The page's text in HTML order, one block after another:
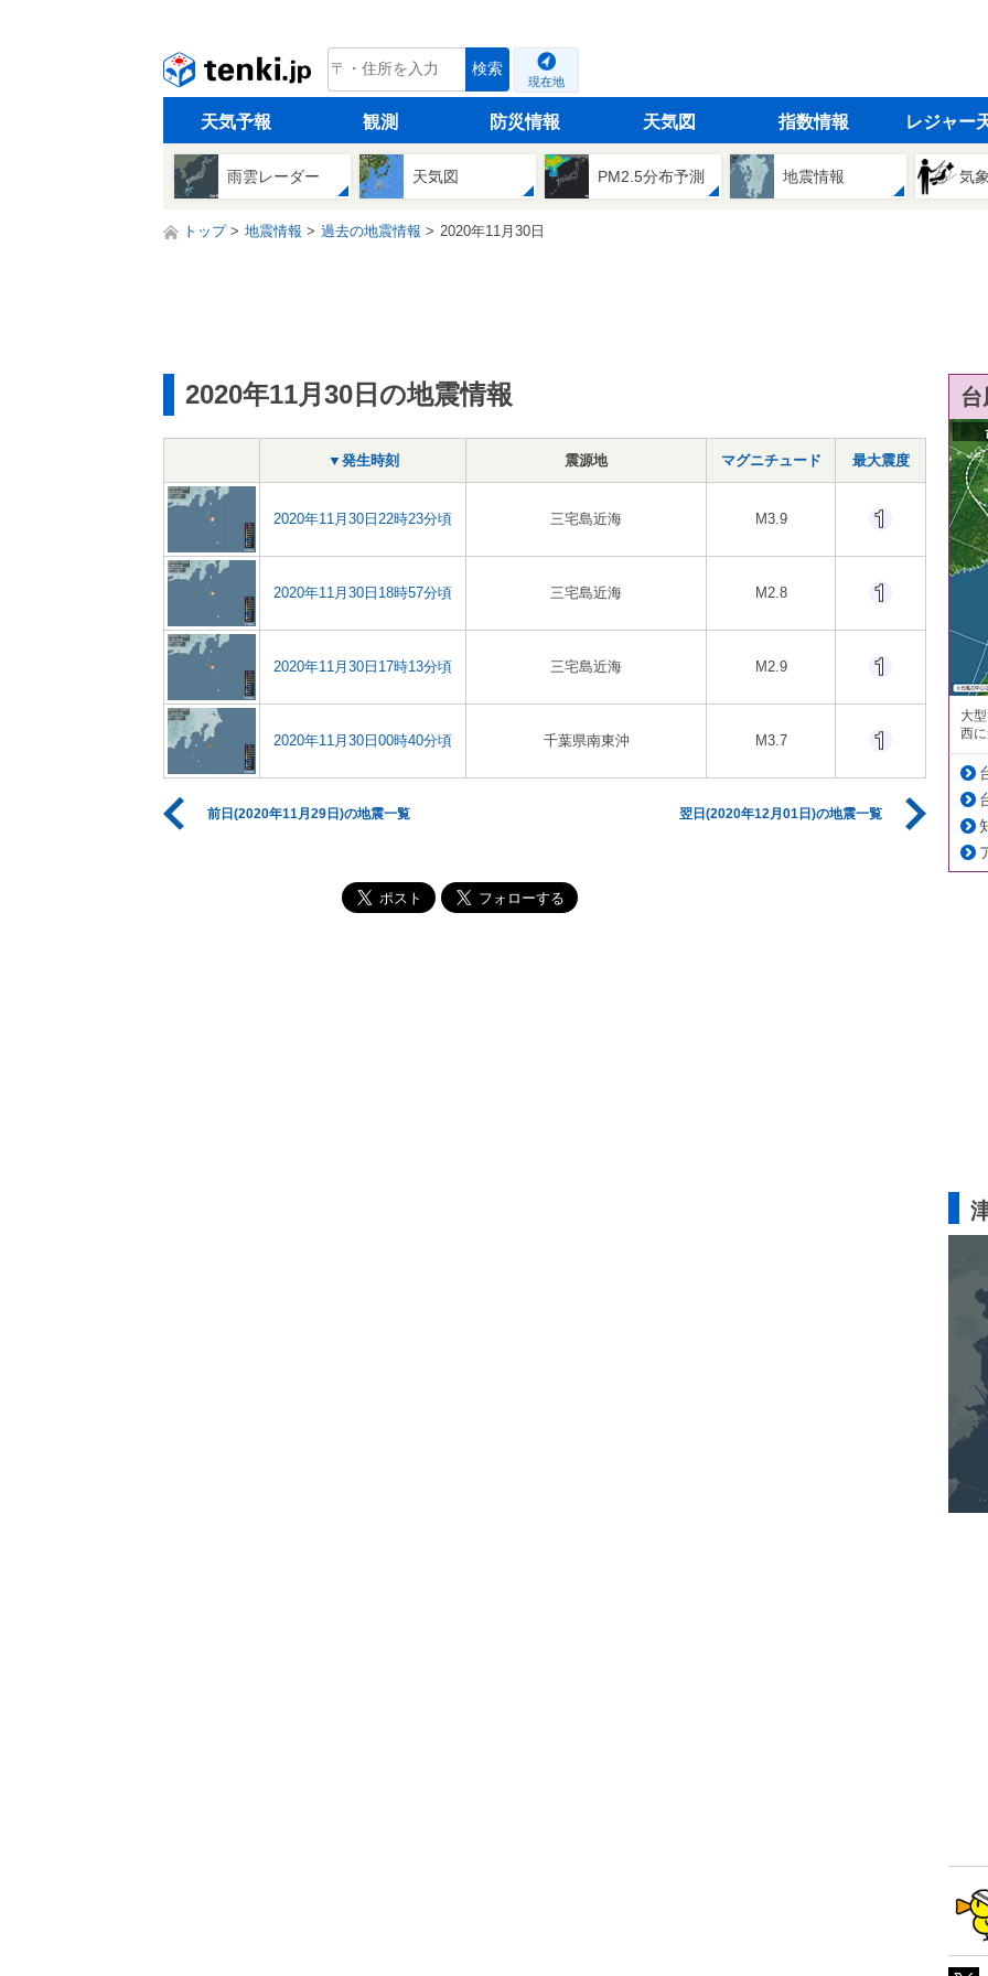
tenki.jp 検索
現在地
天気予報 観測 防災情報 天気図 指数情報 レジャー
雨雲レーダー 天気図 PM2.5分布予測 地震情報 気
トップ 地震情報 過去の地震情報 2020年11月30日
2020年11月30日の地震情報
▼発生時刻 震源地 マグニチュード 最大震度
2020年11月30日22時23分頃 三宅島近海 M3.9
2020年11月30日18時57分頃 三宅島近海 M2.8
2020年11月30日17時13分頃 三宅島近海 M2.9
2020年11月30日00時40分頃 千葉県南東沖 M3.7
前日(2020年11月29日)の地震一覧 翌日(2020年12月01日)の地震一覧
大
西